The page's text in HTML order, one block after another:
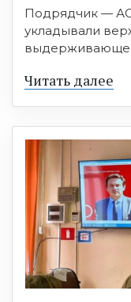
Подрядчик —
укладывали
Читать далее